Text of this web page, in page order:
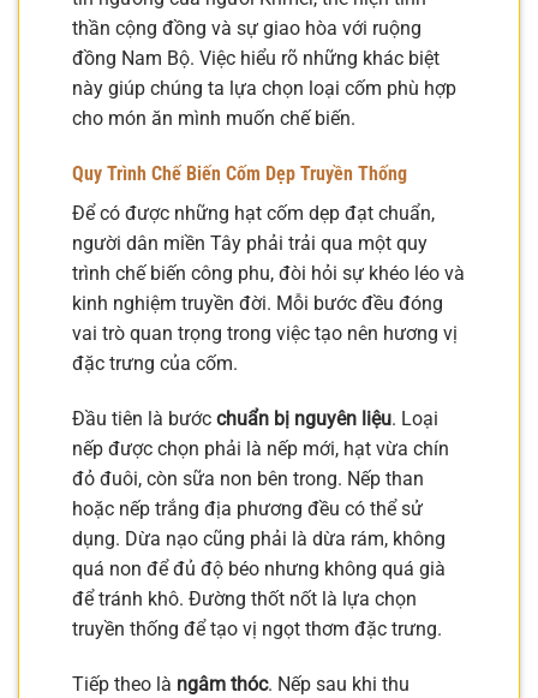
thần cộng đồng và sự giao hòa với ruộng
đồng Nam Bộ. Việc hiểu rõ những khác biệt
này giúp chúng ta lựa chọn loại cốm phù hợp
cho món ăn mình muốn chế biến.
Quy Trình Chế Biến Cốm Dẹp Truyền Thống
Để có được những hạt cốm dẹp đạt chuẩn,
người dân miền Tây phải trải qua một quy
trình chế biến công phu, đòi hỏi sự khéo léo và
kinh nghiệm truyền đời. Mỗi bước đều đóng
vai trò quan trọng trong việc tạo nên hương vị
đặc trưng của cốm.
Đầu tiên là bước chuẩn bị nguyên liệu. Loại
nếp được chọn phải là nếp mới, hạt vừa chín
đỏ đuôi, còn sữa non bên trong. Nếp than
hoặc nếp trắng địa phương đều có thể sử
dụng. Dừa nạo cũng phải là dừa rám, không
quá non để đủ độ béo nhưng không quá già
để tránh khô. Đường thốt nốt là lựa chọn
truyền thống để tạo vị ngọt thơm đặc trưng.
Tiếp theo là ngâm thóc. Nếp sau khi thu